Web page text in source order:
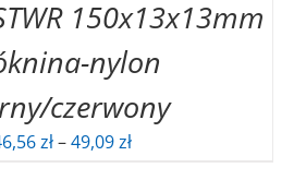
150x13x13mm
nylon
czerwony
zł–49,09złZakres